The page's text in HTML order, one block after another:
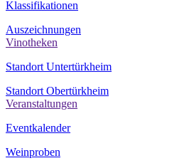
Klassifikationen
Auszeichnungen
Vinotheken
Standort Untertürkheim
Standort Obertürkheim
Veranstaltungen
Eventkalender
Weinproben